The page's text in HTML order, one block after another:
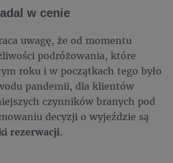
w cenie
uwagę, że od momentu
podróżowania, które
roku i w początkach tego było
pandemii, dla klientów
czynników branych pod
decyzji o wyjeździe są
rezerwacji.